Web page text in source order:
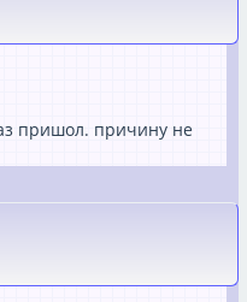
пришол. причину не